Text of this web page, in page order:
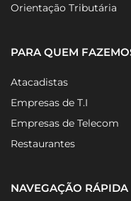
Certificado Digital
PARA QUEM FAZEMOS
Atacadistas
Empresas de T.I
Empresas de Telecom